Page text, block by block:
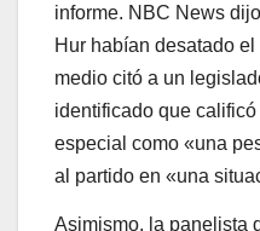
informe. NBC News
Hur habían desatado
medio citó a un
identificado que
especial como «una
al partido en «una
Asimismo, la panelista